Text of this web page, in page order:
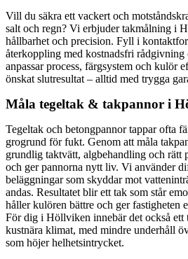
Vill du säkra ett vackert och
salt och regn? Vi erbjuder takmålning i
hållbarhet och precision. Fyll i
återkoppling med kostnadsfri
anpassar process, färgsystem och kulör
önskat slutresultat – alltid med trygga
Måla tegeltak & takpannor i
Tegeltak och betongpannor tappar ofta
grogrund för fukt. Genom att måla
grundlig taktvätt, algbehandling och rätt
och ger pannorna nytt liv. Vi använder
beläggningar som skyddar mot
andas. Resultatet blir ett tak som står
håller kulören bättre och ger fastigheten
För dig i Höllviken innebär det också ett
kustnära klimat, med mindre underhåll
som höjer helhetsintrycket.